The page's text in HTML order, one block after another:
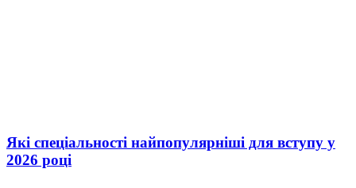
Які спеціальності найпопулярніші для вступу у
2026 році